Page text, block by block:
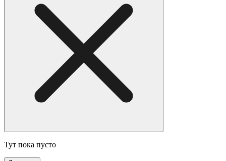
Тут пока пусто